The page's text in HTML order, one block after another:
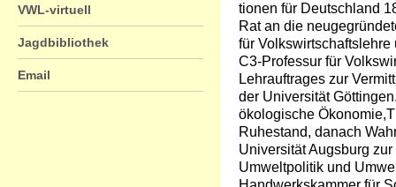
tionen für Deutschland
Rat an die
für
C3-Professur für
Lehrauftrages zur
der Universität
ökologische
Ruhestand, danach
Universität Augsburg zur
Umweltpolitik und
VWL-virtuell
Jagdbibliothek
Email